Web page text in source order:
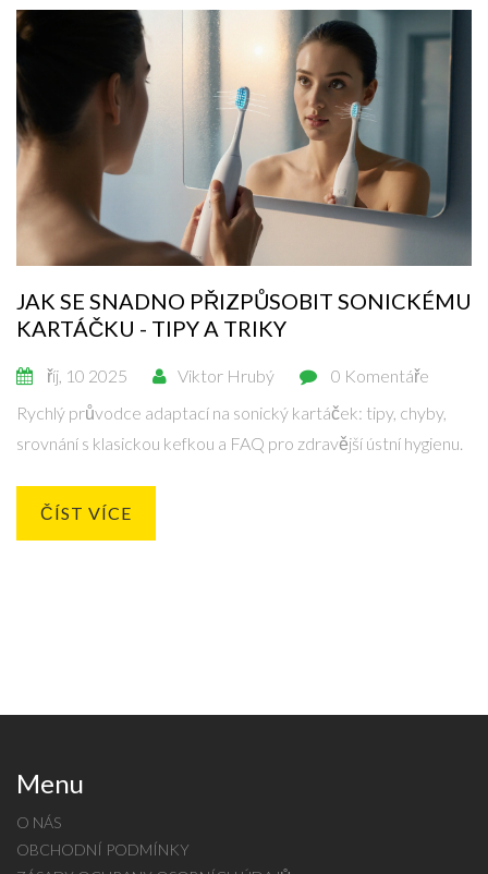
JAK SE SNADNO PŘIZPŮSOBIT SONICKÉMU
KARTÁČKU - TIPY A TRIKY
říj, 10 2025 Viktor Hrubý
0 Komentáře
Rychlý průvodce adaptací na sonický kartáček: tipy, chyby,
srovnání s klasickou kefkou a FAQ pro zdravější ústní hygienu.
ČÍST VÍCE
Menu
O NÁS
OBCHODNÍ PODMÍNKY